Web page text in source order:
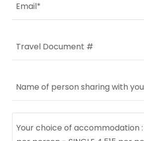
Email*
Travel Document #
Name of person sharing with you